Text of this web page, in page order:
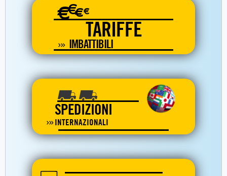
€€€€
TARIFFE
IMBATTIBILI
SPEDIZIONI
INTERNAZIONALI